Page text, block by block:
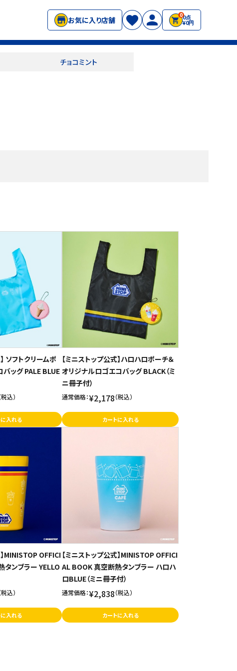
お気に入り店舗
00点
¥0円
チョコミント
ソフトクリームポ
バッグ PALE BLUE
税込）
入れる
【ミニストップ公式】ハロハロポーチ＆
オリジナルロゴエコバッグ BLACK（ミ
ニ冊子付）
通常価格：¥2,178（税込）
カートに入れる
MINISTOP OFFICI
ンブラー YELLO
税込）
入れる
【ミニストップ公式】MINISTOP OFFICI
AL BOOK 真空断熱タンブラー ハロハ
ロBLUE（ミニ冊子付）
通常価格：¥2,838（税込）
カートに入れる